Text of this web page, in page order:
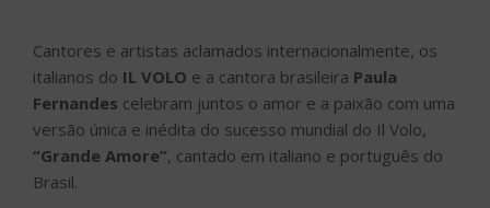
Cantores e artistas aclamados internacionalmente, os
italianos do IL VOLO e a cantora brasileira Paula
Fernandes celebram juntos o amor e a paixão com uma
versão única e inédita do sucesso mundial do Il Volo,
“Grande Amore”, cantado em italiano e português do
Brasil.